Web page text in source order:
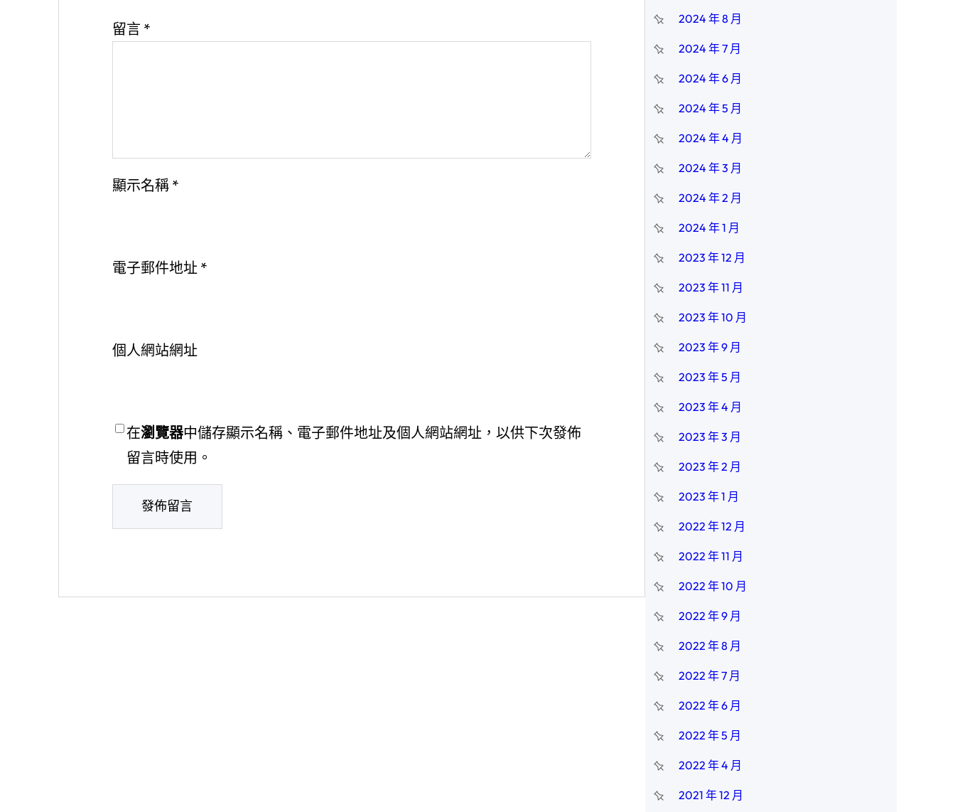
留言 *
顯示名稱 *
電子郵件地址 *
個人網站網址
在瀏覽器中儲存顯示名稱、電子郵件地址及個人網站網址，以供下次發佈
留言時使用。
2024 年 8 月
2024 年 7 月
2024 年 6 月
2024 年 5 月
2024 年 4 月
2024 年 3 月
2024 年 2 月
2024 年 1 月
2023 年 12 月
2023 年 11 月
2023 年 10 月
2023 年 9 月
2023 年 5 月
2023 年 4 月
2023 年 3 月
2023 年 2 月
2023 年 1 月
2022 年 12 月
2022 年 11 月
2022 年 10 月
2022 年 9 月
2022 年 8 月
2022 年 7 月
2022 年 6 月
2022 年 5 月
2022 年 4 月
2021 年 12 月